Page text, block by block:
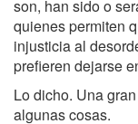
son, han sido o
quienes permiten
injusticia al
prefieren dejarse
Lo dicho. Una
algunas cosas.